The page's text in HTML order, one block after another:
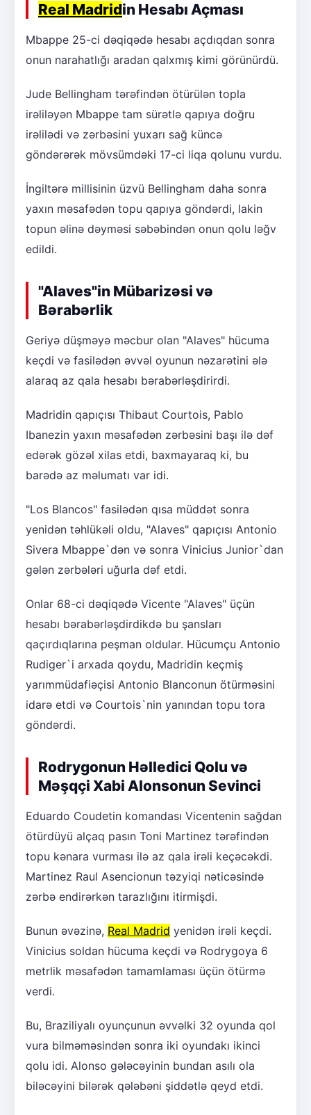
Real Madridin Hesabı Açması
Mbappe 25-ci dəqiqədə hesabı açdıqdan sonra
onun narahatlığı aradan qalxmış kimi görünürdü.
Jude Bellingham tərəfindən ötürülən topla
irəliləyən Mbappe tam sürətlə qapıya doğru
irəlilədi və zərbəsini yuxarı sağ küncə
göndərərək mövsümdəki 17-ci liqa qolunu vurdu.
İngiltərə millisinin üzvü Bellingham daha sonra
yaxın məsafədən topu qapıya göndərdi, lakin
topun əlinə dəyməsi səbəbindən onun qolu ləğv
edildi.
"Alaves"in Mübarizəsi və
Bərabərlik
Geriyə düşməyə məcbur olan "Alaves" hücuma
keçdi və fasilədən əvvəl oyunun nəzarətini ələ
alaraq az qala hesabı bərabərləşdirirdi.
Madridin qapıçısı Thibaut Courtois, Pablo
Ibanezin yaxın məsafədən zərbəsini başı ilə dəf
edərək gözəl xilas etdi, baxmayaraq ki, bu
barədə az məlumatı var idi.
"Los Blancos" fasilədən qısa müddət sonra
yenidən təhlükəli oldu, "Alaves" qapıçısı Antonio
Sivera Mbappe`dən və sonra Vinicius Junior`dan
gələn zərbələri uğurla dəf etdi.
Onlar 68-ci dəqiqədə Vicente "Alaves" üçün
hesabı bərabərləşdirdikdə bu şansları
qaçırdıqlarına peşman oldular. Hücumçu Antonio
Rudiger`i arxada qoydu, Madridin keçmiş
yarımmüdafiəçisi Antonio Blanconun ötürməsini
idarə etdi və Courtois`nin yanından topu tora
göndərdi.
Rodrygonun Həlledici Qolu və
Məşqçi Xabi Alonsonun Sevinci
Eduardo Coudetin komandası Vicentenin sağdan
ötürdüyü alçaq pasın Toni Martinez tərəfindən
topu kənara vurması ilə az qala irəli keçəcəkdi.
Martinez Raul Asencionun təzyiqi nəticəsində
zərbə endirərkən tarazlığını itirmişdi.
Bunun əvəzinə, Real Madrid yenidən irəli keçdi.
Vinicius soldan hücuma keçdi və Rodrygoya 6
metrlik məsafədən tamamlaması üçün ötürmə
verdi.
Bu, Braziliyalı oyunçunun əvvəlki 32 oyunda qol
vura bilməməsindən sonra iki oyundakı ikinci
qolu idi. Alonso gələcəyinin bundan asılı ola
biləcəyini bilərək qələbəni şiddətlə qeyd etdi.